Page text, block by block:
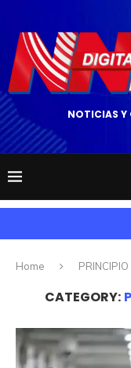
NOTICIAS Y
Home
CATEGORY: